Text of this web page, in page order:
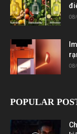
POPULAR